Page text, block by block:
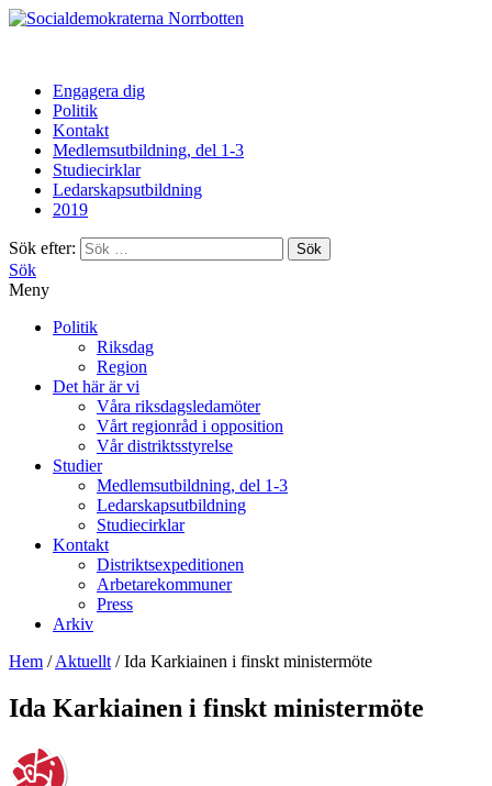
Norrbotten
Engagera dig
Politik
Kontakt
Medlemsutbildning, del 1-3
Studiecirklar
Ledarskapsutbildning
2019
Sök efter:
Sök
Meny
Politik
Riksdag
Region
Det här är vi
Våra riksdagsledamöter
Vårt regionråd i opposition
Vår distriktsstyrelse
Studier
Medlemsutbildning, del 1-3
Ledarskapsutbildning
Studiecirklar
Kontakt
Distriktsexpeditionen
Arbetarekommuner
Press
Arkiv
Hem /Aktuellt /Ida Karkiainen i finskt ministermöte
Ida Karkiainen i finskt ministermöte